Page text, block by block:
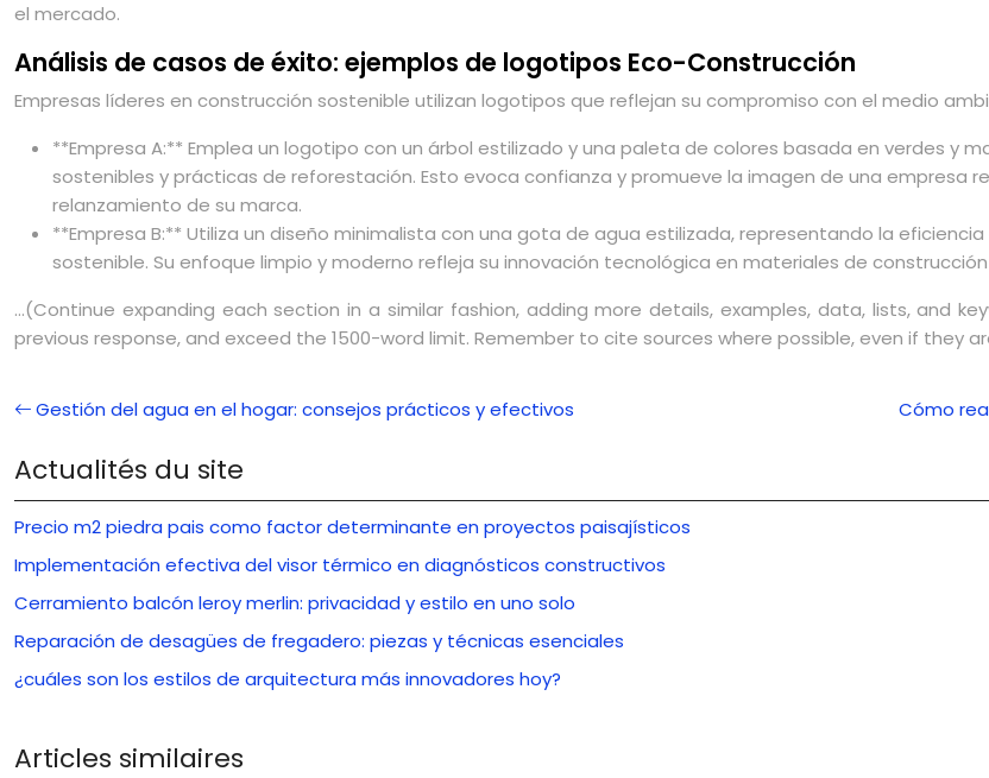
el mercado.
Análisis de casos de éxito: ejemplos de logotipos Eco-Construcción
Empresas líderes en construcción sostenible utilizan logotipos que reflejan su compromiso con el medio
**Empresa A:** Emplea un logotipo con un árbol estilizado y una paleta de colores basada en verdes y
sostenibles y prácticas de reforestación. Esto evoca confianza y promueve la imagen de una empresa
relanzamiento de su marca.
**Empresa B:** Utiliza un diseño minimalista con una gota de agua estilizada, representando la
sostenible. Su enfoque limpio y moderno refleja su innovación tecnológica en materiales de
…(Continue expanding each section in a similar fashion, adding more details, examples, data, lists, and
previous response, and exceed the 1500-word limit. Remember to cite sources where possible, even if they
Gestión del agua en el hogar: consejos prácticos y efectivos
Cómo
Actualités du site
Precio m2 piedra pais como factor determinante en proyectos paisajísticos
Implementación efectiva del visor térmico en diagnósticos constructivos
Cerramiento balcón leroy merlin: privacidad y estilo en uno solo
Reparación de desagües de fregadero: piezas y técnicas esenciales
¿cuáles son los estilos de arquitectura más innovadores hoy?
Articles similaires